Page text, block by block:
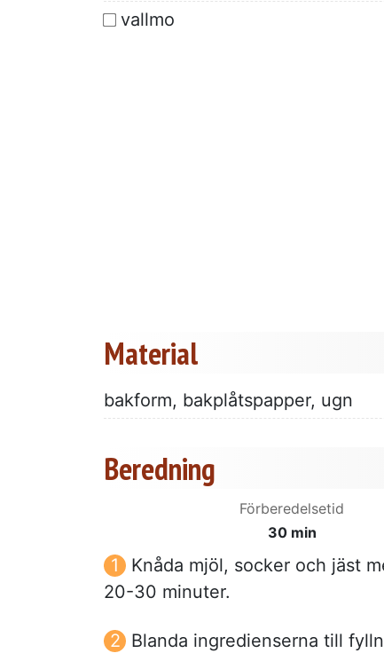
vallmo
Material
bakform, bakplåtspapper, ugn
Beredning
Förberedelsetid
30 min
Knåda mjöl, socker och jäst
20-30 minuter.
Blanda ingredienserna till